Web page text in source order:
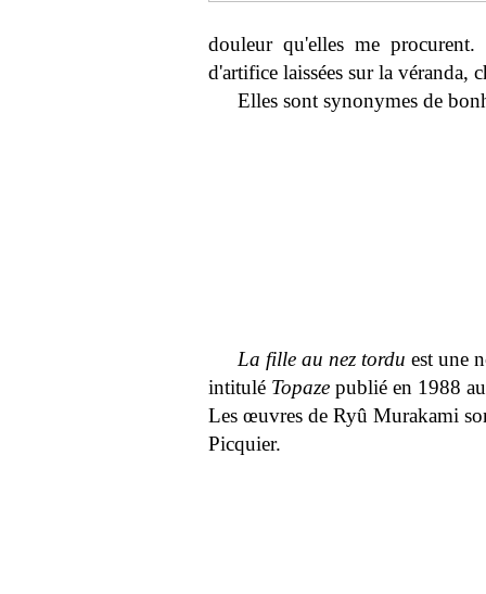
douleur qu'elles me
d'artifice laissées sur la véranda,
Elles sont synonymes de
La fille au nez tordu est une
intitulé Topaze publié en 1988
Les œuvres de Ryû Murakami
Picquier.